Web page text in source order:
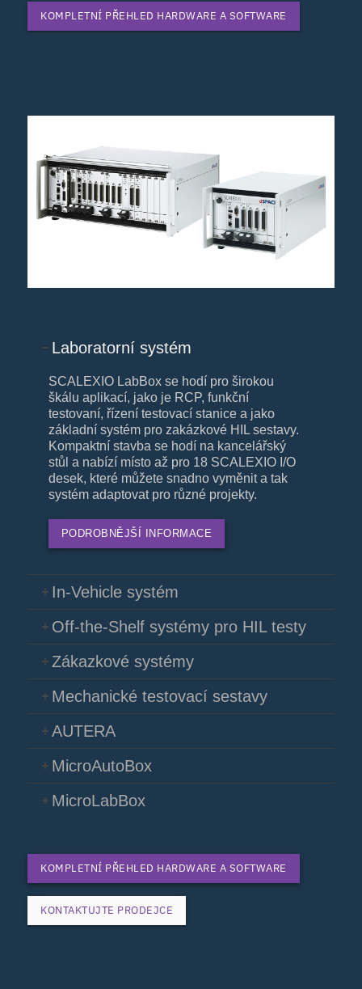
KOMPLETNÍ PŘEHLED HARDWARE A SOFTWARE
Laboratorní systém
SCALEXIO LabBox se hodí pro širokou
škálu aplikací, jako je RCP, funkční
testovaní, řízení testovací stanice a jako
základní systém pro zakázkové HIL sestavy.
Kompaktní stavba se hodí na kancelářský
stůl a nabízí místo až pro 18 SCALEXIO I/O
desek, které můžete snadno vyměnit a tak
systém adaptovat pro různé projekty.
PODROBNĚJŠÍ INFORMACE
In-Vehicle systém
Off-the-Shelf systémy pro HIL testy
Zákazkové systémy
Mechanické testovací sestavy
AUTERA
MicroAutoBox
MicroLabBox
KOMPLETNÍ PŘEHLED HARDWARE A SOFTWARE
KONTAKTUJTE PRODEJCE